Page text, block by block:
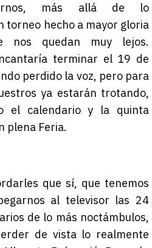
más allá de lo
torneo hecho a mayor gloria
nos quedan muy lejos.
terminar el 19 de
perdido la voz, pero para
ya estarán trotando,
el calendario y la quinta
plena Feria.
que sí, que tenemos
al televisor las 24
de lo más noctámbulos,
de vista lo realmente